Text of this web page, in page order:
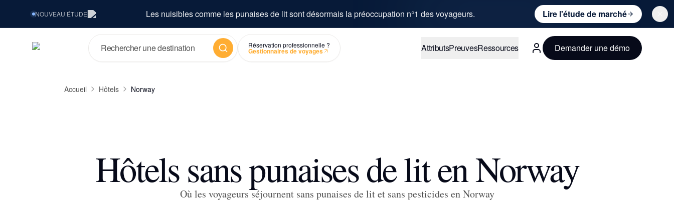
NOUVEAU ÉTUDE Les nuisibles comme les punaises de lit sont désormais la préoccupation n°1 des voyageurs. Lire l'étude de marché
RechercherRéservation professionnelle ?
Gestionnaires de voyages AttributsPreuvesRessourcesFrançais Demander une démo
Accueil Hôtels Norway
Hôtels sans punaises de lit en Norway
Où les voyageurs séjournent sans punaises de lit et sans pesticides en Norway